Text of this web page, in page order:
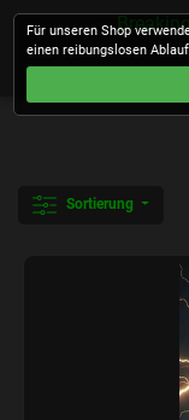
Sortierung
Für unseren Shop
einen reibungslosen